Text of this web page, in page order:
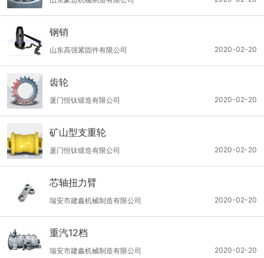
钢销
2020-02-20
山东高强紧固件有限公司
齿轮
2020-02-20
厦门恒钛锻造有限公司
矿山型支重轮
2020-02-20
厦门恒钛锻造有限公司
芯轴扭力臂
2020-02-20
瑞安市建鑫机械制造有限公司
重汽12档
2020-02-20
瑞安市建鑫机械制造有限公司